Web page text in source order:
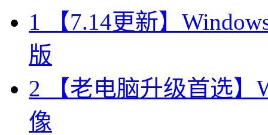
1 【7.14更新】
版
2 【老电脑升级首选】
像